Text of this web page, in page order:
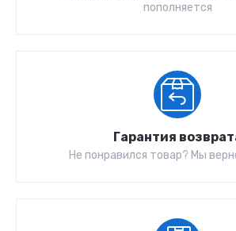
пополняется
Гарантия
Не понравился товар? Мы